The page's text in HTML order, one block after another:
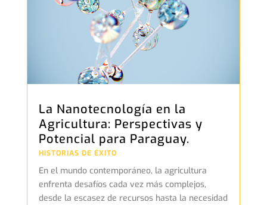
La Nanotecnología en la
Agricultura: Perspectivas y
Potencial para Paraguay.
HISTORIAS DE ÉXITO
En el mundo contemporáneo, la agricultura
enfrenta desafíos cada vez más complejos,
desde la escasez de recursos hasta la necesidad